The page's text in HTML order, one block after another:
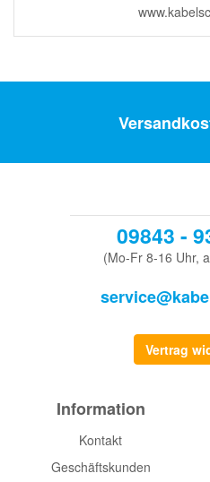
09843 -
(Mo-Fr 8-16 Uhr,
Vertrag
Information
Kontakt
Geschäftskunden